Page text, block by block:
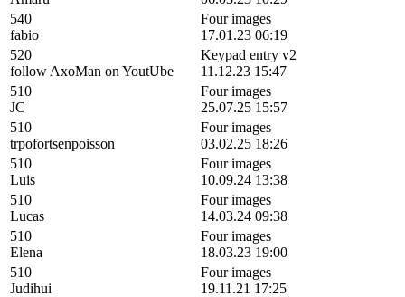
540
fabio
Four images
17.01.23 06:19
520
follow AxoMan on YoutUbe
Keypad entry v2
11.12.23 15:47
510
JC
Four images
25.07.25 15:57
510
trpofortsenpoisson
Four images
03.02.25 18:26
510
Luis
Four images
10.09.24 13:38
510
Lucas
Four images
14.03.24 09:38
510
Elena
Four images
18.03.23 19:00
510
Judihui
Four images
19.11.21 17:25